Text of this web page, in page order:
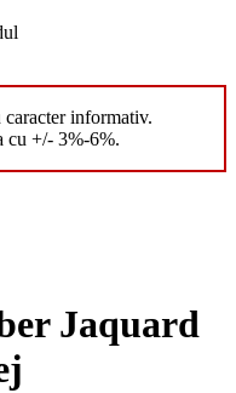
informativ.
cu +/- 3%-6%.
Jaquard